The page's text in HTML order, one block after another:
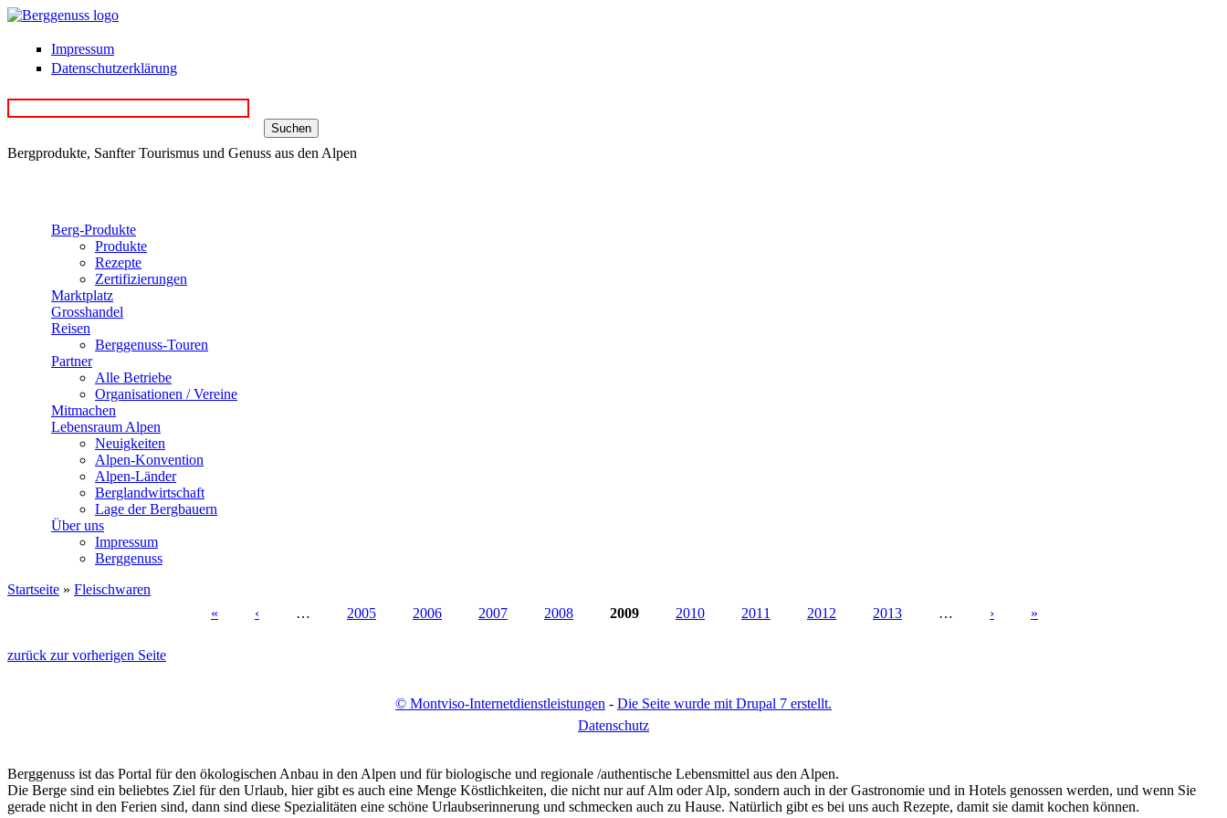
Direkt zum Inhalt
Impressum
Datenschutzerklärung
Bergprodukte, Sanfter Tourismus und Genuss aus den Alpen
Berg-Produkte
Produkte
Rezepte
Zertifizierungen
Marktplatz
Grosshandel
Reisen
Berggenuss-Touren
Partner
Alle Betriebe
Organisationen / Vereine
Mitmachen
Lebensraum Alpen
Neuigkeiten
Alpen-Konvention
Alpen-Länder
Berglandwirtschaft
Lage der Bergbauern
Über uns
Impressum
Berggenuss
Startseite » Fleischwaren
« ‹ … 2005 2006 2007 2008 2009 2010 2011 2012 2013 … › »
zurück zur vorherigen Seite
© Montviso-Internetdienstleistungen - Die Seite wurde mit Drupal 7 erstellt.
Datenschutz
Berggenuss ist das Portal für den ökologischen Anbau in den Alpen und für biologische und regionale /authentische Lebensmittel aus den Alpen.
Die Berge sind ein beliebtes Ziel für den Urlaub, hier gibt es auch eine Menge Köstlichkeiten, die nicht nur auf Alm oder Alp, sondern auch in der Gastronomie und in Hotels genossen werden, und wenn Sie
gerade nicht in den Ferien sind, dann sind diese Spezialitäten eine schöne Urlaubserinnerung und schmecken auch zu Hause. Natürlich gibt es bei uns auch Rezepte, damit sie damit kochen können.